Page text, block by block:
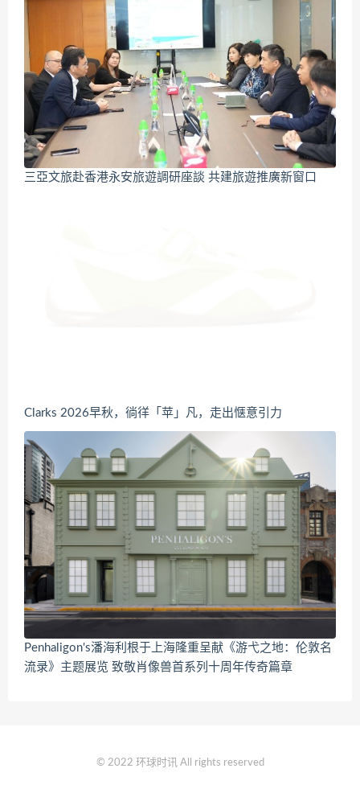
三亞文旅赴香港永安旅遊調研座談 共建旅遊推廣新窗口
Clarks 2026早秋，徜徉「苹」凡，走出惬意引力
Penhaligon's潘海利根于上海隆重呈献《游弋之地：伦敦名
流录》主题展览 致敬肖像兽首系列十周年传奇篇章
© 2022 环球时讯 All rights reserved